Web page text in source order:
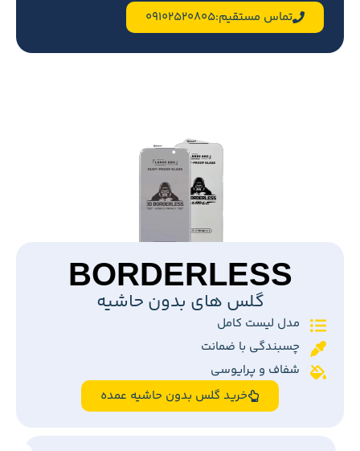
تماس مستقیم:09102520805
BORDERLESS
گلس های بدون حاشیه
مدل لیست کامل
چسبندگی با ضمانت
شفاف و پرایوسی
خرید گلس بدون حاشیه عمده